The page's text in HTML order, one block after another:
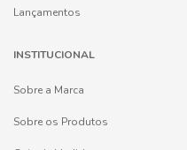
Lançamentos
INSTITUCIONAL
Sobre a Marca
Sobre os Produtos